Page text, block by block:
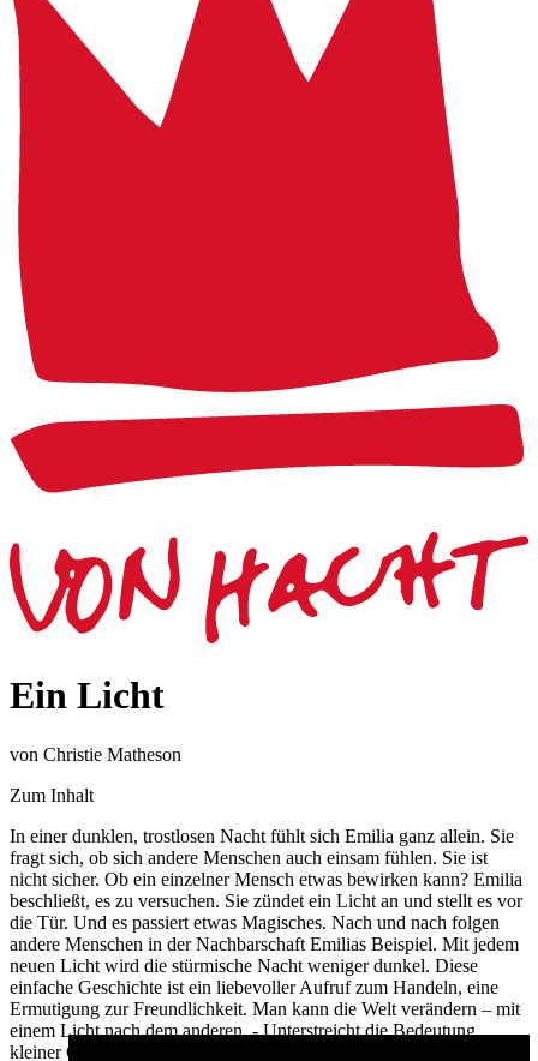
Ein Licht
von Christie Matheson
Zum Inhalt
In einer dunklen, trostlosen Nacht fühlt sich Emilia ganz allein. Sie
fragt sich, ob sich andere Menschen auch einsam fühlen. Sie ist
nicht sicher. Ob ein einzelner Mensch etwas bewirken kann? Emilia
beschließt, es zu versuchen. Sie zündet ein Licht an und stellt es vor
die Tür. Und es passiert etwas Magisches. Nach und nach folgen
andere Menschen in der Nachbarschaft Emilias Beispiel. Mit jedem
neuen Licht wird die stürmische Nacht weniger dunkel. Diese
einfache Geschichte ist ein liebevoller Aufruf zum Handeln, eine
Ermutigung zur Freundlichkeit. Man kann die Welt verändern – mit
einem Licht nach dem anderen. - Unterstreicht die Bedeutung
kleiner Gesten, die inspirierende Wirkung kleiner Aufmerksamkeiten